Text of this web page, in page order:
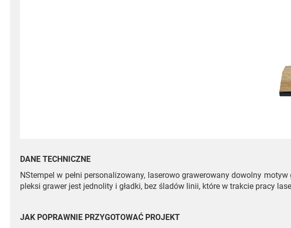
DANE TECHNICZNE
NStempel w pełni personalizowany, laserowo grawerowany dowolny
pleksi grawer jest jednolity i gładki, bez śladów linii, które w trakcie pracy
JAK POPRAWNIE PRZYGOTOWAĆ PROJEKT